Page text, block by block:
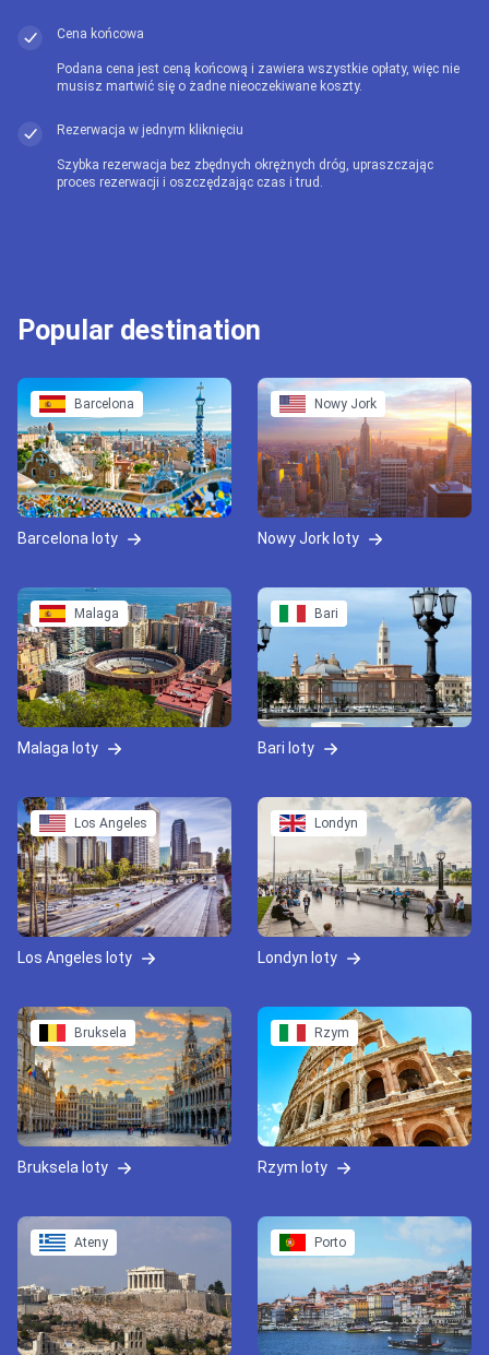
Cena końcowa
Podana cena jest ceną końcową i zawiera wszystkie opłaty, więc nie
musisz martwić się o żadne nieoczekiwane koszty.
Rezerwacja w jednym kliknięciu
Szybka rezerwacja bez zbędnych okrężnych dróg, upraszczając
proces rezerwacji i oszczędzając czas i trud.
Popular destination
Barcelona
Barcelona loty
Nowy Jork
Nowy Jork loty
Malaga
Malaga loty
Bari
Bari loty
Los Angeles
Los Angeles loty
Londyn
Londyn loty
Bruksela
Bruksela loty
Rzym
Rzym loty
Ateny Porto